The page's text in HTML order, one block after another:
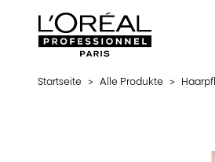
L'Oréal Professionnel Paris
Startseite > Alle Produkte >